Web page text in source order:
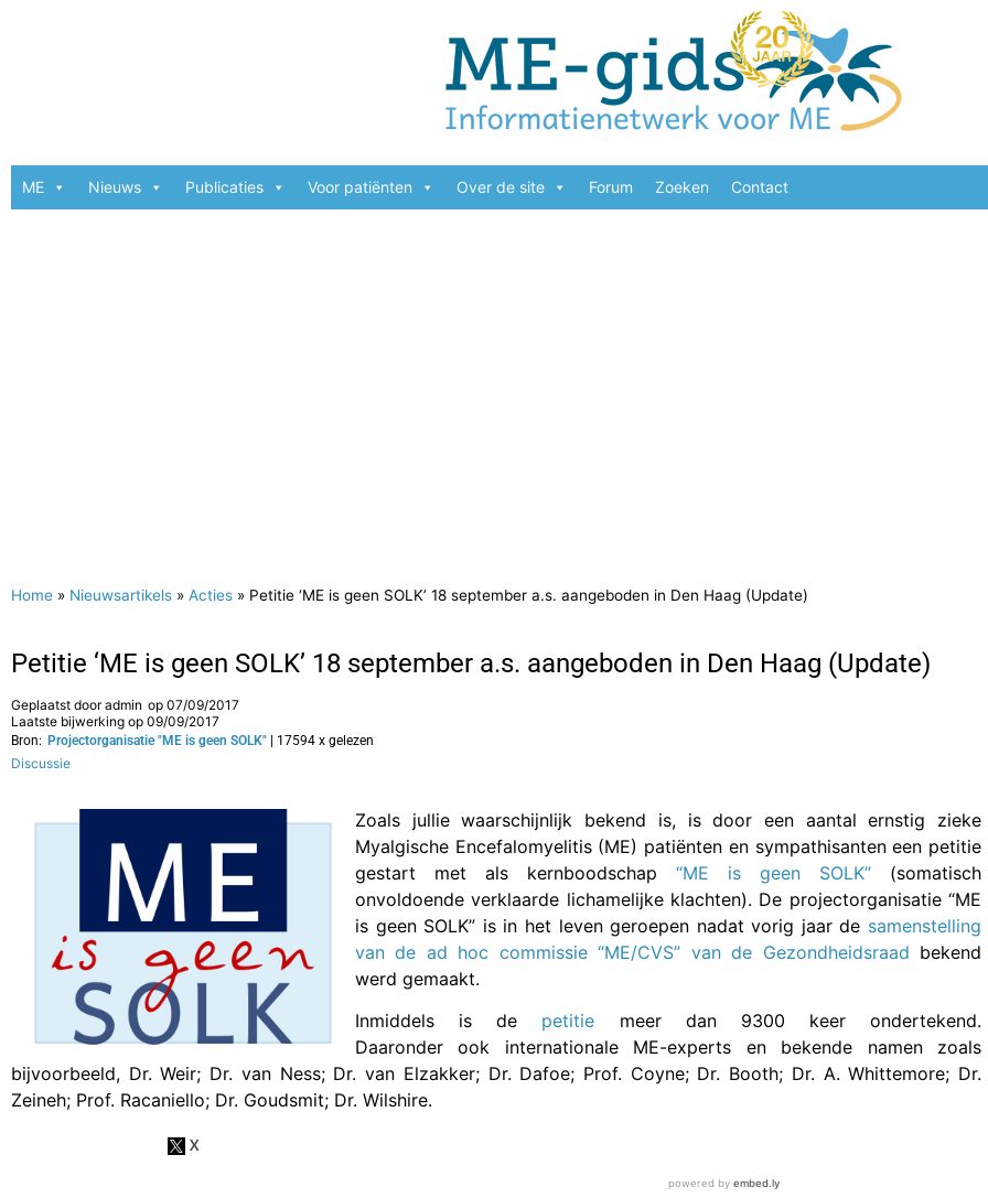
ME Nieuws Publicaties Voor patiënten Over de site Forum Zoeken Contact
Home » Nieuwsartikels » Acties » Petitie ‘ME is geen SOLK’ 18 september a.s. aangeboden in Den Haag (Update)
Petitie ‘ME is geen SOLK’ 18 september a.s. aangeboden in Den Haag (Update)
Geplaatst dooradmin op 07/09/2017
Laatste bijwerking op 09/09/2017
Bron: Projectorganisatie "ME is geen SOLK" | 17594 x gelezen
Discussie
Zoals jullie waarschijnlijk bekend is, is door een aantal ernstig zieke
Myalgische Encefalomyelitis (ME) patiënten en sympathisanten een petitie
gestart met als kernboodschap “ME is geen SOLK” (somatisch
onvoldoende verklaarde lichamelijke klachten). De projectorganisatie “ME
is geen SOLK” is in het leven geroepen nadat vorig jaar de samenstelling
van de ad hoc commissie “ME/CVS” van de Gezondheidsraad bekend
werd gemaakt.
Inmiddels is de petitie meer dan 9300 keer ondertekend.
Daaronder ook internationale ME-experts en bekende namen zoals
bijvoorbeeld, Dr. Weir; Dr. van Ness; Dr. van Elzakker; Dr. Dafoe; Prof. Coyne; Dr. Booth; Dr. A. Whittemore; Dr.
Zeineh; Prof. Racaniello; Dr. Goudsmit; Dr. Wilshire.